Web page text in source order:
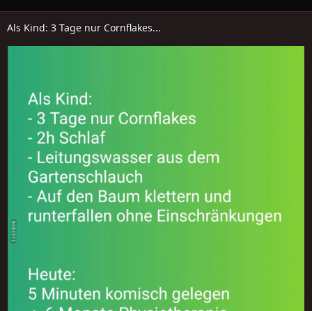
Als Kind: 3 Tage nur Cornflakes...